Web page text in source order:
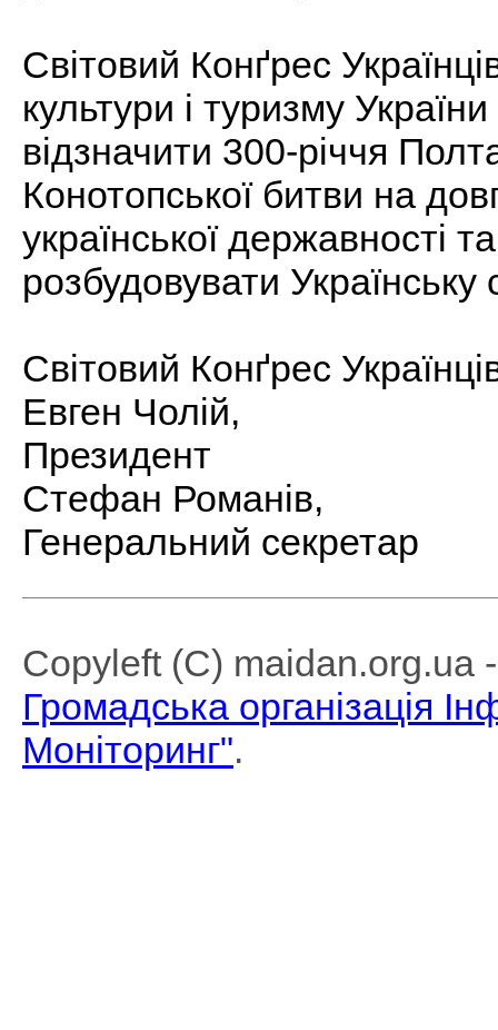
Світовий Конґрес
культури і туризму
відзначити 300-річчя
Конотопської битви на
української державності
розбудовувати
Світовий Конґрес
Евген Чолій,
Президент
Стефан Романів,
Генеральний секретар
Copyleft (C) maidan.org.ua
Громадська організація
Моніторинг".